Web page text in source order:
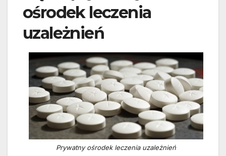
ośrodek leczenia
uzależnień
Prywatny ośrodek leczenia uzależnień